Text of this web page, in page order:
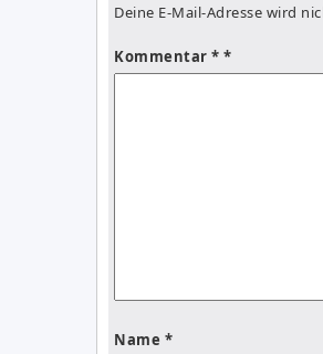
Deine E-Mail-Adresse wird
Kommentar *
Name *